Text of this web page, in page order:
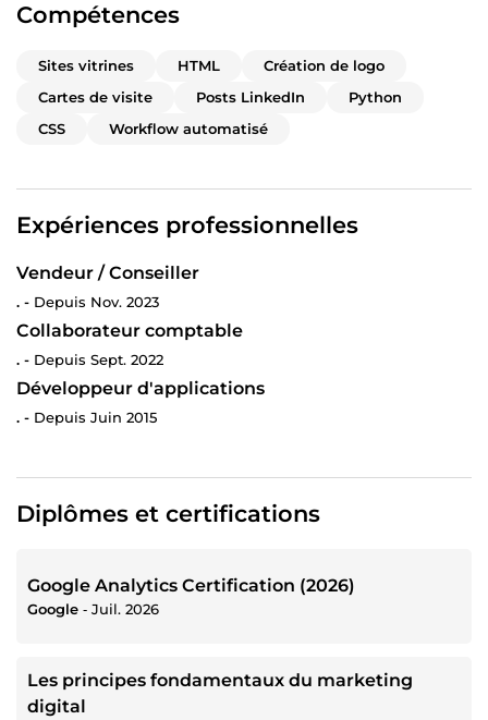
Compétences
Sites vitrines HTML
Création de logo
Cartes de visite
Posts LinkedIn
Python
CSS
Workflow automatisé
Expériences professionnelles
Vendeur / Conseiller
. - Depuis Nov. 2023
Collaborateur comptable
. - Depuis Sept. 2022
Développeur d'applications
. - Depuis Juin 2015
Diplômes et certifications
Google Analytics Certification (2026)
Google ‐ Juil. 2026
Les principes fondamentaux du marketing
digital